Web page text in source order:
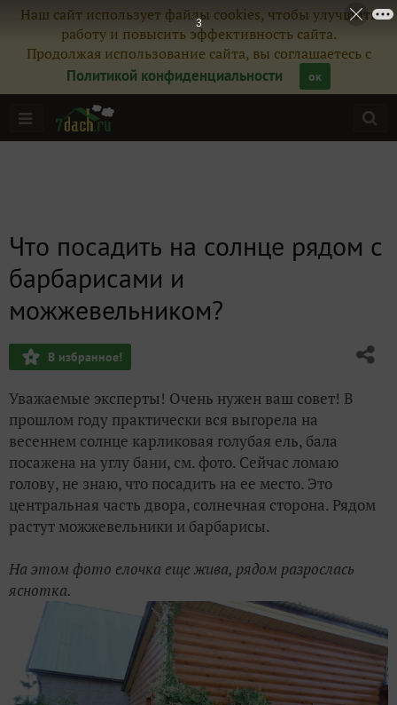
Наш сайт использует файлы cookies, чтобы улучшить
работу и повысить эффективность сайта.
Продолжая использование сайта, вы соглашаетесь с
Политикой конфиденциальности
ок
Что посадить на солнце рядом с
барбарисами и
можжевельником?
В избранное!
Уважаемые эксперты! Очень нужен ваш совет! В
прошлом году практически вся выгорела на
весеннем солнце карликовая голубая ель, бала
посажена на углу бани, см. фото. Сейчас ломаю
голову, не знаю, что посадить на ее место. Это
центральная часть двора, солнечная сторона. Рядом
растут можжевельники и барбарисы.
На этом фото елочка еще жива, рядом разрослась
яснотка.
1